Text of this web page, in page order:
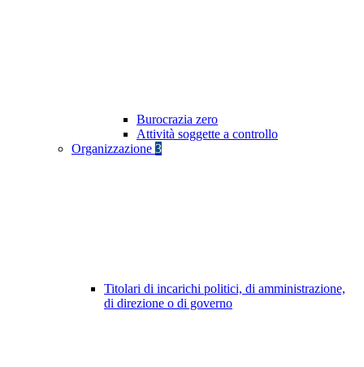
Burocrazia zero
Attività soggette a controllo
Organizzazione 3
Titolari di incarichi politici, di amministrazione,
di direzione o di governo